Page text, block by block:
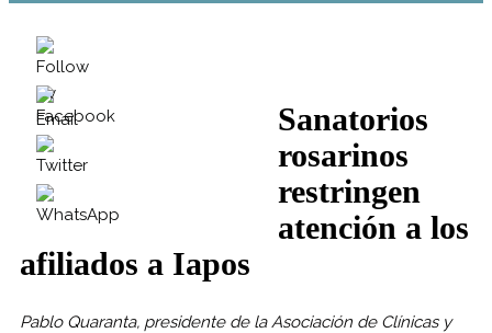
Sanatorios
rosarinos
restringen
atención a los
afiliados a Iapos
Pablo Quaranta, presidente de la Asociación de Clínicas y